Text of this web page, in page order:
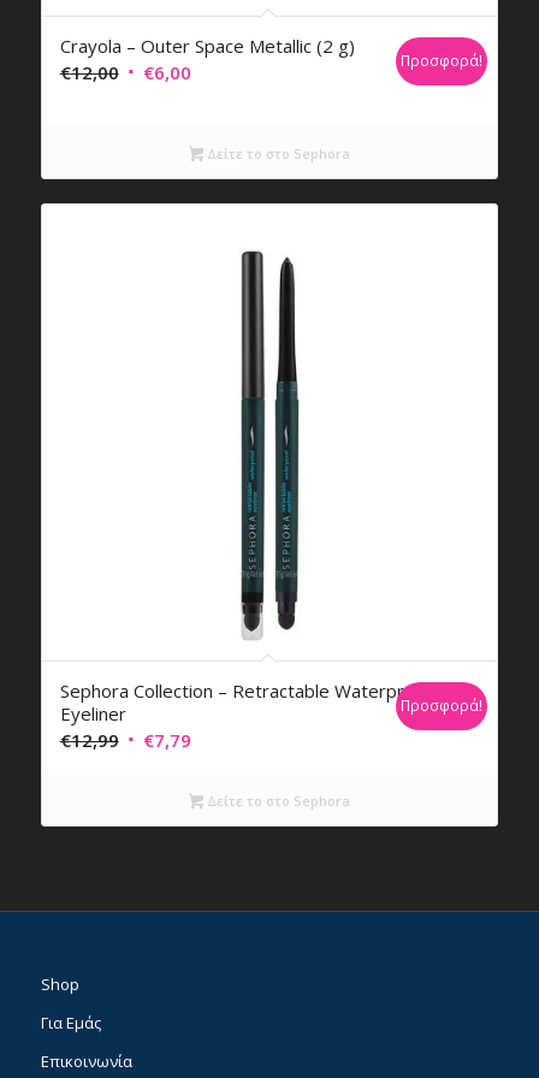
Crayola – Outer Space Metallic (2 g)
€12,00 Original
€6,00Η
είναι:
€6,00.
Προσφορά!
Δείτε το στο Sephora
Sephora Collection – Retractable Waterproof
Eyeliner
€12,99 Original
€12,99.
€7,79Η
τιμή
είναι:
Προσφορά!
Δείτε το στο Sephora
Shop
Για Εμάς
Επικοινωνία